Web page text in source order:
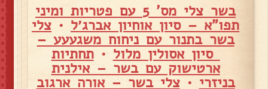
בשר צלי מס' 5 עם פטריות ומיני
תפו"א – סיון אוחיון אברג׳ל • צלי
בשר בתנור עם ניחוח משגעעע –
סיון אסולין מלול •תחתיות
ארטישוק עם בשר – אילנית
בניזרי •צלי בשר – אורה ארגוב